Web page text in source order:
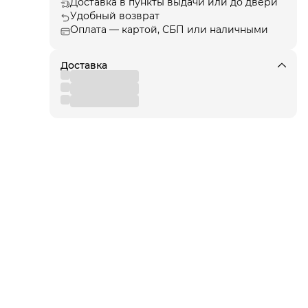
Удобный возврат
Оплата — картой, СБП или наличными
Доставка